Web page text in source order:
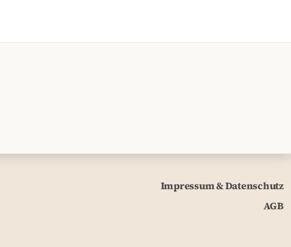
Impressum & Datenschutz
AGB